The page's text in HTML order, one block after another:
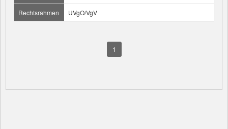
Rechtsrahmen
UVgO/VgV
1